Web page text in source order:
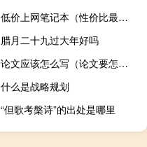
低价上网笔记本（性价比最高上网本(性价比最高的上网本)）
腊月二十九过大年好吗
论文应该怎么写（论文要怎么写）
什么是战略规划
“但歌考槃诗”的出处是哪里